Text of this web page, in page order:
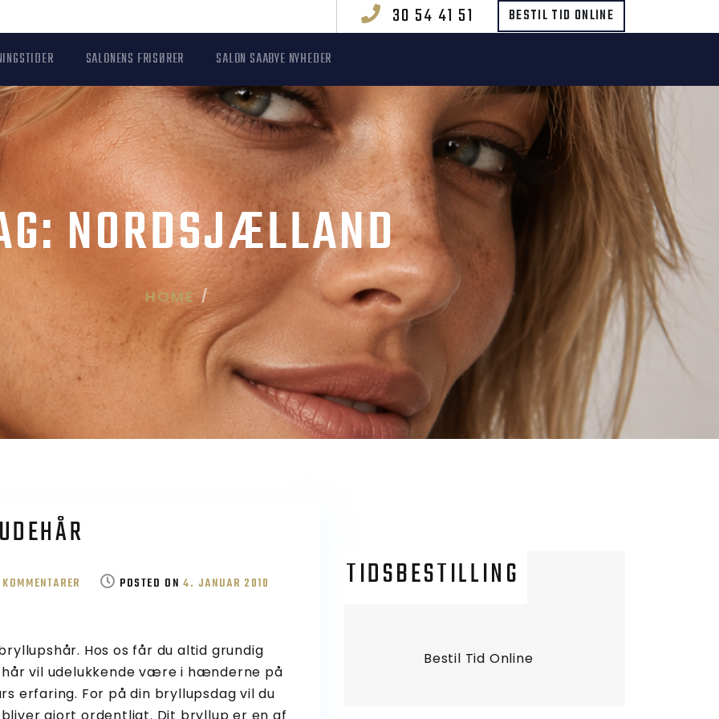
30 54 41 51 BESTIL TID ONLINE
SALONENS FRISØRER SALON SAABYE NYHEDER
NORDSJÆLLAND
HOME
FLOTTESTE
BRUDEHÅR
POSTED ON4. JANUAR 2010
Hos os får du altid grundig
vil udelukkende være i hænderne på
erfaring. For på din bryllupsdag vil du
TIDSBESTILLING
Bestil Tid Online